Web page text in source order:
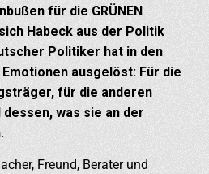
für die GRÜNEN
Habeck aus der Politik
Politiker hat in den
ausgelöst: Für die
für die anderen
was sie an der
Freund, Berater und